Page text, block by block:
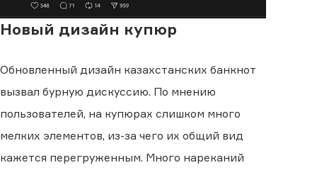
Новый дизайн купюр
Обновленный дизайн казахстанских банкнот
вызвал бурную дискуссию. По мнению
пользователей, на купюрах слишком много
мелких элементов, из-за чего их общий вид
кажется перегруженным. Много нареканий